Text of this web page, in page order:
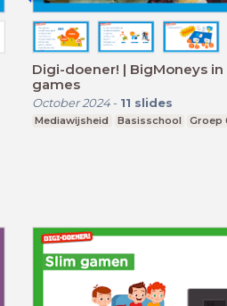
Digi-doener! | BigMoneys in
games
October 2024- 11 slides
Mediawijsheid Basisschool Groep